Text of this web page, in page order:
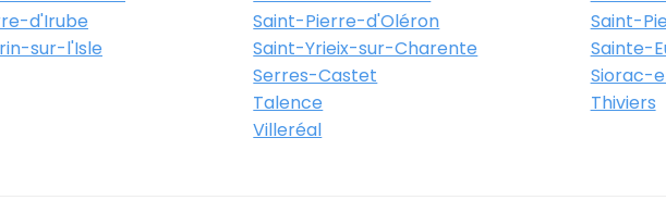
05
à 19:00
Itinéraire Plus d'info
d'Irube
Saint-Pierre-d'Oléron
Saint-
sur-l'Isle
Saint-Yrieix-sur-Charente
Sainte-
Serres-Castet
Siorac-
Talence
Thiviers
Villeréal